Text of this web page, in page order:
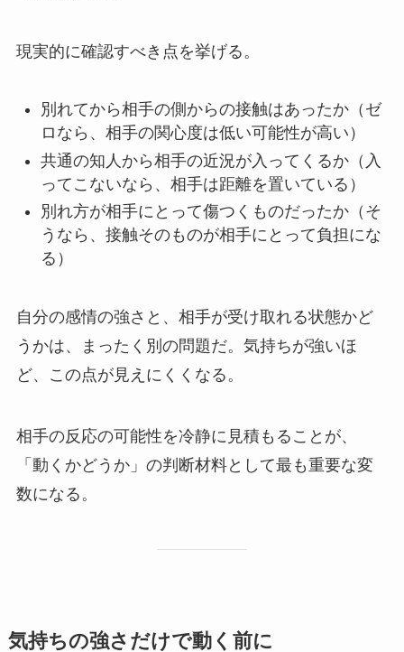
現実的に確認すべき点を挙げる。
別れてから相手の側からの接触はあったか（ゼ
ロなら、相手の関心度は低い可能性が高い）
共通の知人から相手の近況が入ってくるか（入
ってこないなら、相手は距離を置いている）
別れ方が相手にとって傷つくものだったか（そ
うなら、接触そのものが相手にとって負担にな
る）
自分の感情の強さと、相手が受け取れる状態かど
うかは、まったく別の問題だ。気持ちが強いほ
ど、この点が見えにくくなる。
相手の反応の可能性を冷静に見積もることが、
「動くかどうか」の判断材料として最も重要な変
数になる。
気持ちの強さだけで動く前に